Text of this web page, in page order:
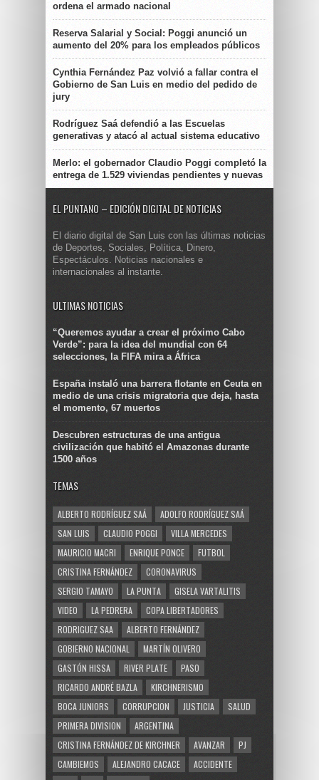
ordena el armado nacional
Reserva Salarial y Social: Poggi anunció un
aumento del 20% para los empleados públicos
Cynthia Fernández Paz volvió a fallar contra el
Gobierno de San Luis en medio del pedido de
jury
Rodríguez Saá defendió a las Escuelas
generativas y atacó al actual sistema educativo
Merlo: el gobernador Claudio Poggi completó la
entrega de 1.529 viviendas pendientes y nuevas
EL PUNTANO – EDICIÓN DIGITAL DE NOTICIAS
El diario digital de San Luis con las últimas noticias
de Deportes, Sociales, Política, Dinero,
Espectáculos. Noticias nacionales e
internacionales al instante.
ULTIMAS NOTICIAS
“Queremos ayudar a crear el próximo Cabo
Verde”: para la idea del mundial con 64
selecciones, la FIFA mira a África
España instaló una barrera flotante en Ceuta en
medio de una crisis migratoria que deja, hasta
el momento, 67 muertos
Descubren estructuras de una antigua
civilización que habitó el Amazonas durante
1500 años
TEMAS
ALBERTO RODRÍGUEZ SAÁ
ADOLFO RODRÍGUEZ SAÁ
SAN LUIS
CLAUDIO POGGI
VILLA MERCEDES
MAURICIO MACRI
ENRIQUE PONCE
FUTBOL
CRISTINA FERNÁNDEZ
CORONAVIRUS
SERGIO TAMAYO
LA PUNTA
GISELA VARTALITIS
VIDEO
LA PEDRERA
COPA LIBERTADORES
RODRIGUEZ SAA
ALBERTO FERNÁNDEZ
GOBIERNO NACIONAL
MARTÍN OLIVERO
GASTÓN HISSA
RIVER PLATE
PASO
RICARDO ANDRÉ BAZLA
KIRCHNERISMO
BOCA JUNIORS
CORRUPCION JUSTICIA
SALUD
PRIMERA DIVISION
ARGENTINA
CRISTINA FERNÁNDEZ DE KIRCHNER
AVANZAR
PJ
CAMBIEMOS
ALEJANDRO CACACE
ACCIDENTE